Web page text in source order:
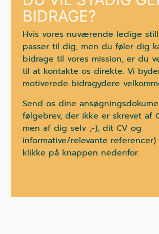
BIDRAGE?
Hvis vores nuværende ledige
passer til dig, men du føler dig
bidrage til vores mission, er du
til at kontakte os direkte. Vi
motiverede bidragydere
Send os dine
følgebrev, der ikke er skrevet af
men af dig selv ;-), dit CV og
informative/relevante
klikke på knappen nedenfor.